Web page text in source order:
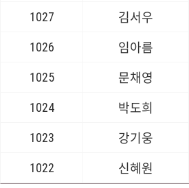
1027 김서우
1026 임아름
1025 문채영
1024 박도희
1023 강기웅
1022 신혜원